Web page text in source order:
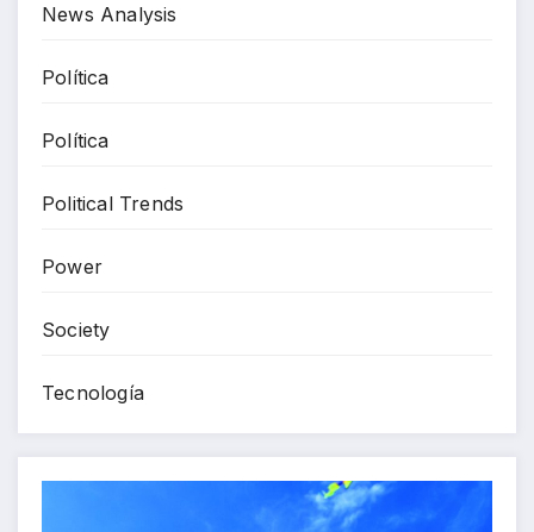
News Analysis
Política
Política
Political Trends
Power
Society
Tecnología